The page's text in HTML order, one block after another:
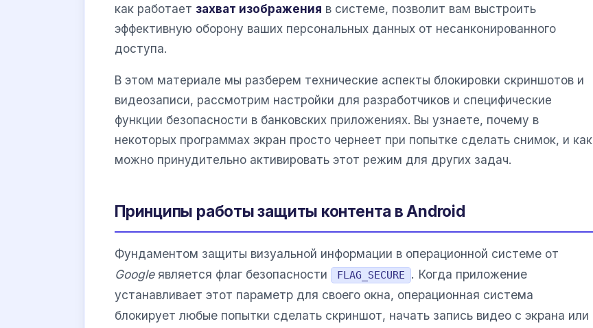
как работает захват изображения в системе, позволит вам выстроить
эффективную оборону ваших персональных данных от несанконированного
доступа.
В этом материале мы разберем технические аспекты блокировки скриншотов и
видеозаписи, рассмотрим настройки для разработчиков и специфические
функции безопасности в банковских приложениях. Вы узнаете, почему в
некоторых программах экран просто чернеет при попытке сделать снимок, и как
можно принудительно активировать этот режим для других задач.
Принципы работы защиты контента в Android
Фундаментом защиты визуальной информации в операционной системе от
Googleявляется флаг безопасности FLAG_SECURE
. Когда приложение
устанавливает этот параметр для своего окна, операционная система
блокирует любые попытки сделать скриншот, начать запись видео с экрана или